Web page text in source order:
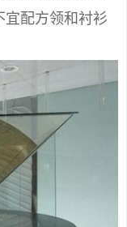
宜配方领和衬衫